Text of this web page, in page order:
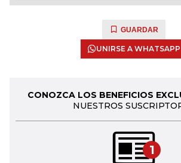
GUARDAR
UNIRSE A WHATSAPP
CONOZCA LOS BENEFICIOS
NUESTROS
1